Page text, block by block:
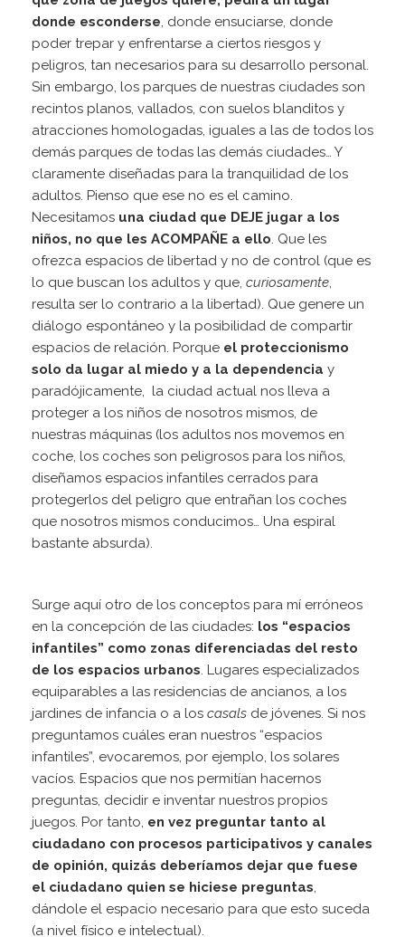
donde esconderse, donde ensuciarse, donde
poder trepar y enfrentarse a ciertos riesgos y
peligros, tan necesarios para su desarrollo personal.
Sin embargo, los parques de nuestras ciudades son
recintos planos, vallados, con suelos blanditos y
atracciones homologadas, iguales a las de todos los
demás parques de todas las demás ciudades… Y
claramente diseñadas para la tranquilidad de los
adultos. Pienso que ese no es el camino.
Necesitamos una ciudad que DEJE jugar a los
niños, no que les ACOMPAÑE a ello. Que les
ofrezca espacios de libertad y no de control (que es
lo que buscan los adultos y que, curiosamente,
resulta ser lo contrario a la libertad). Que genere un
diálogo espontáneo y la posibilidad de compartir
espacios de relación. Porque el proteccionismo
solo da lugar al miedo y a la dependencia y
paradójicamente, la ciudad actual nos lleva a
proteger a los niños de nosotros mismos, de
nuestras máquinas (los adultos nos movemos en
coche, los coches son peligrosos para los niños,
diseñamos espacios infantiles cerrados para
protegerlos del peligro que entrañan los coches
que nosotros mismos conducimos… Una espiral
bastante absurda).
Surge aquí otro de los conceptos para mí erróneos
en la concepción de las ciudades: los “espacios
infantiles” como zonas diferenciadas del resto
de los espacios urbanos. Lugares especializados
equiparables a las residencias de ancianos, a los
jardines de infancia o a los casals de jóvenes. Si nos
preguntamos cuáles eran nuestros “espacios
infantiles”, evocaremos, por ejemplo, los solares
vacíos. Espacios que nos permitían hacernos
preguntas, decidir e inventar nuestros propios
juegos. Por tanto, en vez preguntar tanto al
ciudadano con procesos participativos y canales
de opinión, quizás deberíamos dejar que fuese
el ciudadano quien se hiciese preguntas,
dándole el espacio necesario para que esto suceda
(a nivel físico e intelectual).